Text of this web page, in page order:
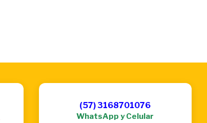
(57) 3168701076
WhatsApp y Celular